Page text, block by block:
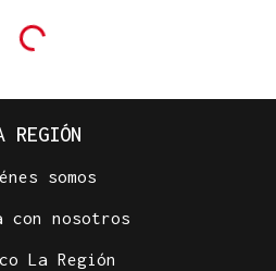
REGIÓN
somos
con nosotros
La Región